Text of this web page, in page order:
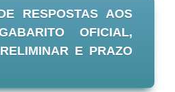
RESPOSTAS AOS
OFICIAL,
E PRAZO